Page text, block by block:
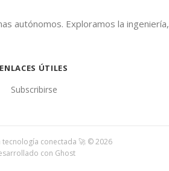
autónomos. Exploramos la
ENLACES ÚTILES
Subscribirse
tecnología conectada 🚀 © 2026
con Ghost